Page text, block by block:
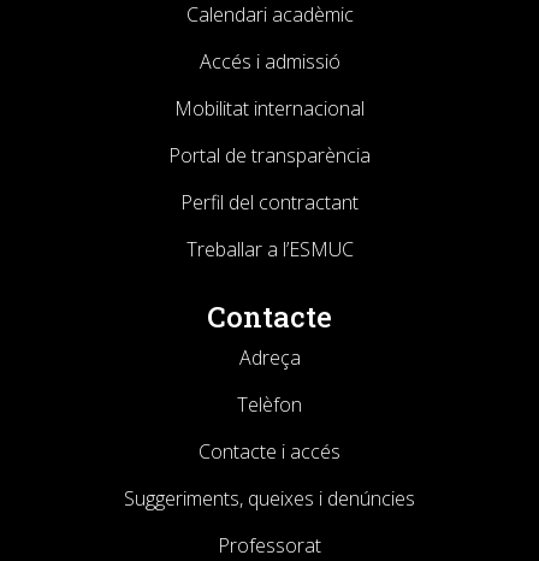
Calendari acadèmic
Accés i admissió
Mobilitat internacional
Portal de transparència
Perfil del contractant
Treballar a l’ESMUC
Contacte
Adreça
Telèfon
Contacte i accés
Suggeriments, queixes i denúncies
Professorat